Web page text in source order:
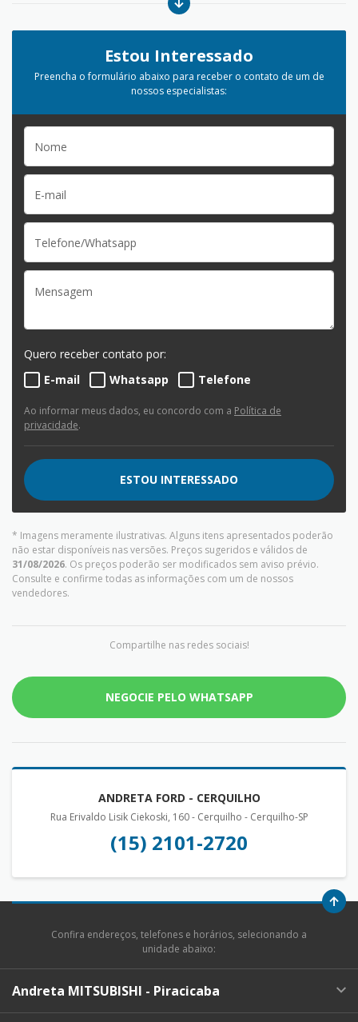
Estou Interessado
Preencha o formulário abaixo para receber o contato de um de
nossos especialistas:
Quero receber contato por:
E-mail
Whatsapp Telefone
Ao informar meus dados, eu concordo com a Política de
privacidade.
ESTOU INTERESSADO
* Imagens meramente ilustrativas. Alguns itens apresentados poderão
não estar disponíveis nas versões. Preços sugeridos e válidos de
31/08/2026. Os preços poderão ser modificados sem aviso prévio.
Consulte e confirme todas as informações com um de nossos
vendedores.
Compartilhe nas redes sociais!
NEGOCIE PELO WHATSAPP
ANDRETA FORD - CERQUILHO
Rua Erivaldo Lisik Ciekoski, 160 - Cerquilho - Cerquilho-SP
(15) 2101-2720
Confira endereços, telefones e horários, selecionando a
unidade abaixo:
Andreta MITSUBISHI - Piracicaba